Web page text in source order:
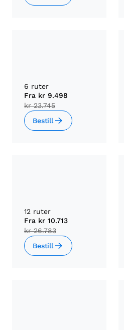
6 ruter
Fra kr 9.498
kr 23.745
Bestill
12 ruter
Fra kr 10.713
kr 26.783
Bestill